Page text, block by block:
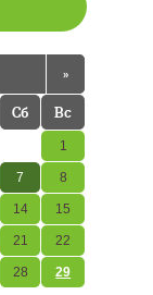
»
Сб Вс
1
7 8
14 15
21 22
28 29